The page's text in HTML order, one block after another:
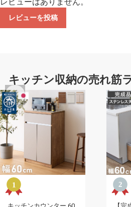
レビューを投稿
キッチン収納の売れ筋